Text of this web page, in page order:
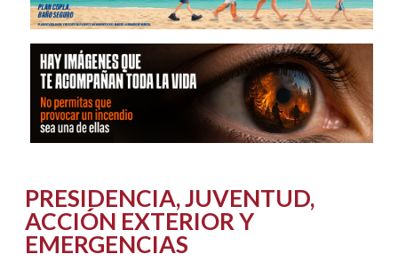
PRESIDENCIA, JUVENTUD,
ACCIÓN EXTERIOR Y
EMERGENCIAS